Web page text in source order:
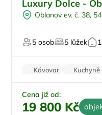
Pro čtyři
Vířivka
U vody
Luxury Dolce -
Oblanov ev. č. 38,
5 osob 5 lůžek
Kávovar Kuchyně
Klimatizace
Cena již od:
19 800 Kč